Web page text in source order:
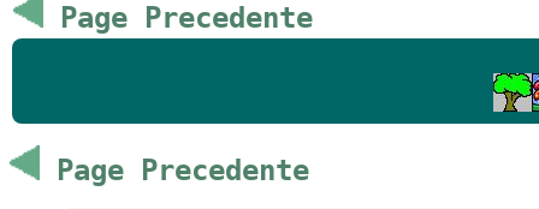
Page Precedente
Page Precedente